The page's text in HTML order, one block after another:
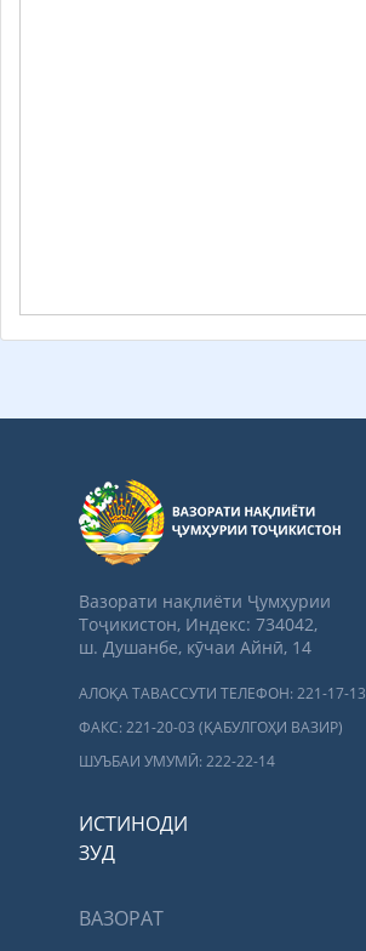
Вазорати нақлиёти Ҷумҳурии
Тоҷикистон, Индекс: 734042,
ш. Душанбе, кӯчаи Айнӣ, 14
АЛОҚА ТАВАССУТИ ТЕЛЕФОН: 221-17-13
ФАКС: 221-20-03 (ҚАБУЛГОҲИ ВАЗИР)
ШУЪБАИ УМУМӢ: 222-22-14
ИСТИНОДИ
ЗУД
ВАЗОРАТ